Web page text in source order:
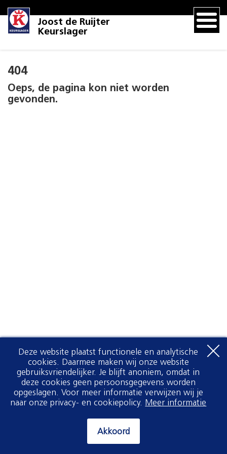
Joost de Ruijter
Keurslager
404
Oeps, de pagina kon niet worden
gevonden.
Deze website plaatst functionele en analytische
cookies. Daarmee maken wij onze website
gebruiksvriendelijker. Je blijft anoniem, omdat in
deze cookies geen persoonsgegevens worden
opgeslagen. Voor meer informatie verwijzen wij je
naar onze privacy- en cookiepolicy. Meer informatie
Akkoord